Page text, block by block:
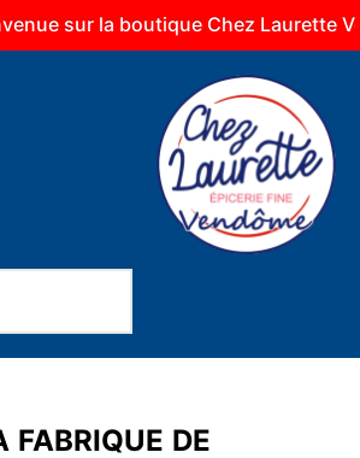
boutique Chez Laurette Vendôme
DE